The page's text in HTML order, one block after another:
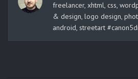
freelancer, xhtml, css,
& design, logo design,
android, streetart